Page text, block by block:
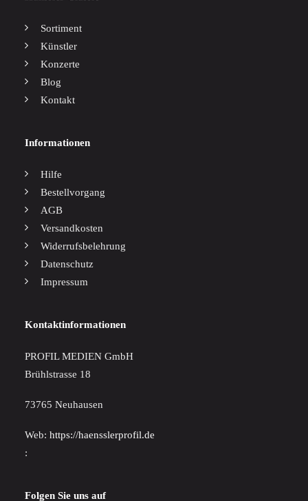
Sortiment
Künstler
Konzerte
Blog
Kontakt
Informationen
Hilfe
Bestellvorgang
AGB
Versandkosten
Widerrufsbelehrung
Datenschutz
Impressum
Kontaktinformationen
PROFIL MEDIEN GmbH
Brühlstrasse 18
73765 Neuhausen
Web: https://haensslerprofil.de
:
Folgen Sie uns auf